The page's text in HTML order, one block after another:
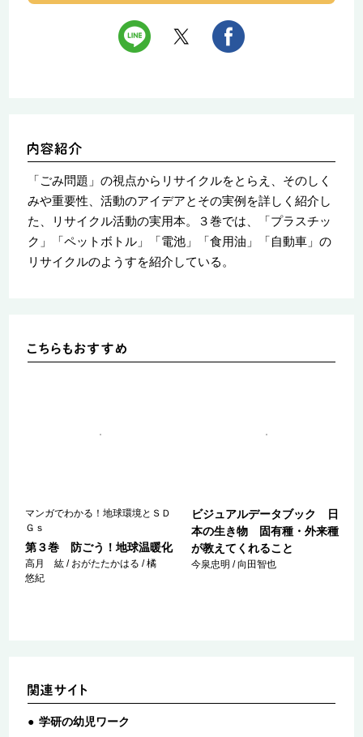
「ごみ問題」の視点からリサイクルをとらえ、そのしく
みや重要性、活動のアイデアとその実例を詳しく紹介し
た、リサイクル活動の実用本。３巻では、「プラスチッ
ク」「ペットボトル」「電池」「食用油」「自動車」の
リサイクルのようすを紹介している。
マンガでわかる！地球環境とＳＤ
Ｇｓ
第３巻 防ごう！地球温暖化
高月 紘 / おがたたかはる / 橘
悠紀
ビジュアルデータブック 日
本の生き物 固有種・外来種
が教えてくれること
今泉忠明 / 向田智也
学研の幼児ワーク